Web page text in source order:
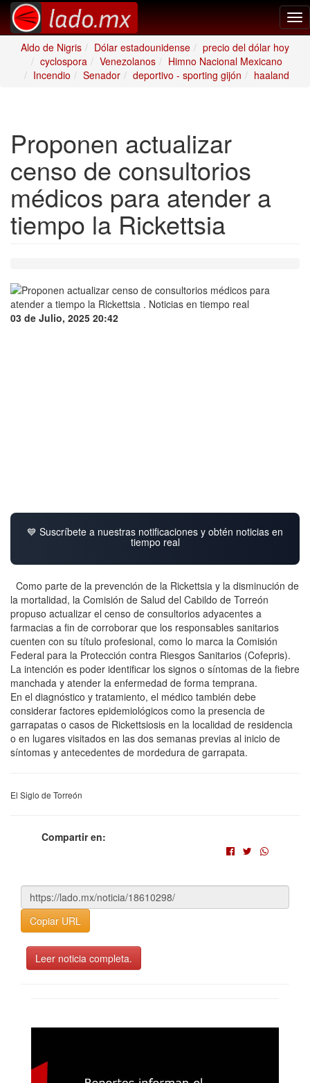
Aldo de Nigris
Dólar estadounidense
precio del dólar hoy
cyclospora
Venezolanos
Himno Nacional Mexicano
Incendio
Senador deportivo - sporting gijón haaland
Proponen actualizar
censo de consultorios
médicos para atender a
tiempo la Rickettsia
03 de Julio, 2025 20:42
💙 Suscríbete a nuestras notificaciones y obtén noticias en
tiempo real
Como parte de la prevención de la Rickettsia y la disminución de
la mortalidad, la Comisión de Salud del Cabildo de Torreón
propuso actualizar el censo de consultorios adyacentes a
farmacias a fin de corroborar que los responsables sanitarios
cuenten con su título profesional, como lo marca la Comisión
Federal para la Protección contra Riesgos Sanitarios (Cofepris).
La intención es poder identificar los signos o síntomas de la fiebre
manchada y atender la enfermedad de forma temprana.
En el diagnóstico y tratamiento, el médico también debe
considerar factores epidemiológicos como la presencia de
garrapatas o casos de Rickettsiosis en la localidad de residencia
o en lugares visitados en las dos semanas previas al inicio de
síntomas y antecedentes de mordedura de garrapata.
El Siglo de Torreón
Compartir en:
Copiar URL
Leer noticia completa.